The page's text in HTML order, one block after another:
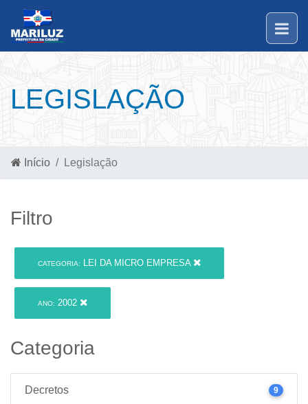
LEGISLAÇÃO
Início Legislação
Filtro
CATEGORIA: LEI DA MICRO EMPRESA
ANO: 2002
Categoria
Decretos 9